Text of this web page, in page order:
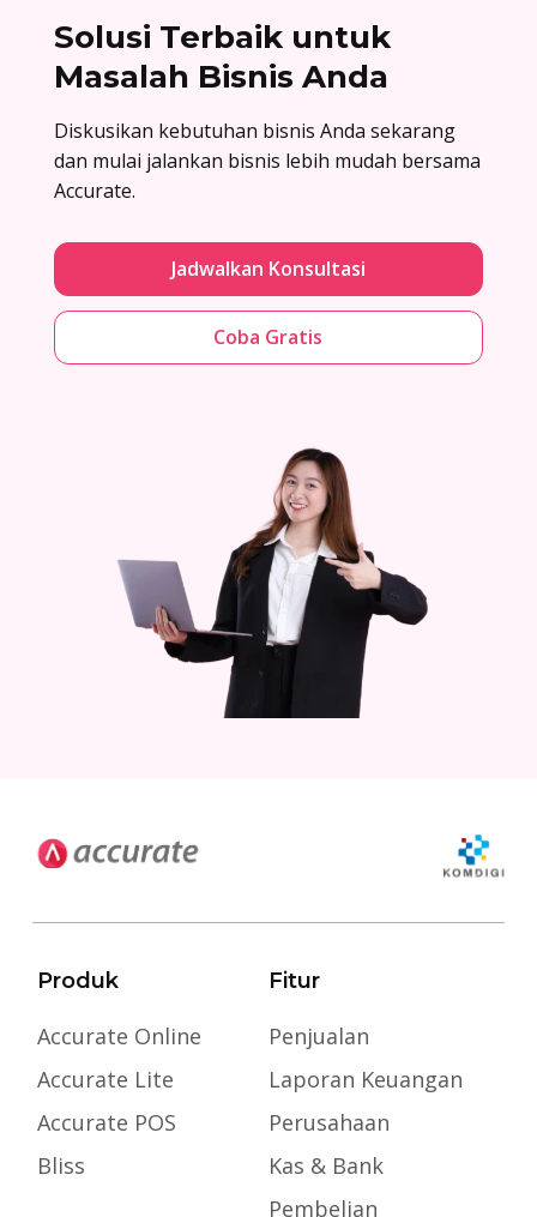
Solusi Terbaik untuk
Masalah Bisnis Anda
Diskusikan kebutuhan bisnis Anda sekarang
dan mulai jalankan bisnis lebih mudah bersama
Accurate.
Jadwalkan Konsultasi
Coba Gratis
Produk
Accurate Online
Accurate Lite
Accurate POS
Bliss
Fitur
Penjualan
Laporan Keuangan
Perusahaan
Kas & Bank
Pembelian